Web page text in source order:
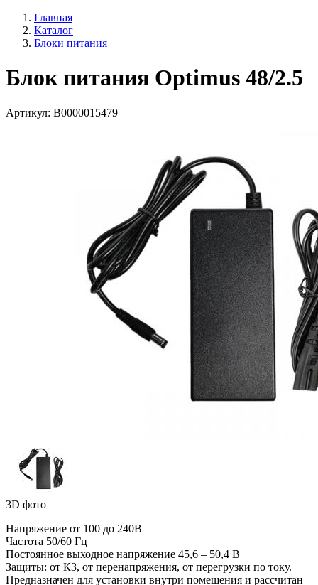
Главная
Каталог
Блоки питания
Блок питания Optimus 48/2.5
Артикул: В0000015479
3D фото
Напряжение от 100 до 240В
Частота 50/60 Гц
Постоянное выходное напряжение 45,6 – 50,4 В
Защиты: от КЗ, от перенапряжения, от перегрузки по току.
Предназначен для установки внутри помещения и рассчитан